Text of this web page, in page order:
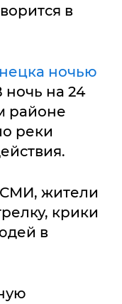
в
ночью
ночь на 24
районе
реки
жители
крики
в